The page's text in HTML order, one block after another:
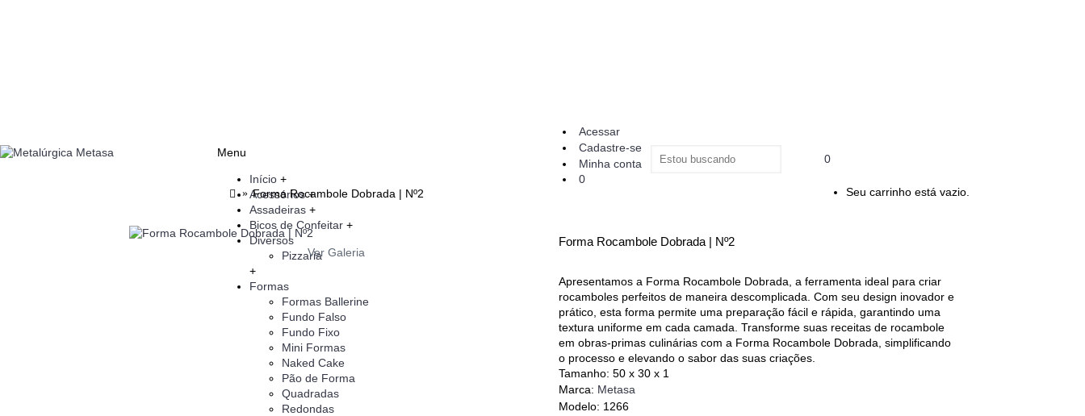
Acessar
Cadastre-se
Minha conta
0
Menu
Início +
Acessórios +
Assadeiras +
Bicos de Confeitar +
Diversos
Pizzaria
+
Formas
Formas Ballerine
Fundo Falso
Fundo Fixo
Mini Formas
Naked Cake
Pão de Forma
Quadradas
Redondas
0
Seu carrinho está vazio.
Forma Rocambole Dobrada | Nº2
Ver Galeria
Forma Rocambole Dobrada | Nº2
Apresentamos a Forma Rocambole Dobrada, a ferramenta ideal para criar
rocamboles perfeitos de maneira descomplicada. Com seu design inovador e
prático, esta forma permite uma preparação fácil e rápida, garantindo uma
textura uniforme em cada camada. Transforme suas receitas de rocambole
em obras-primas culinárias com a Forma Rocambole Dobrada, simplificando
o processo e elevando o sabor das suas criações.
Tamanho: 50 x 30 x 1
Marca: Metasa
Modelo: 1266